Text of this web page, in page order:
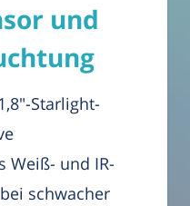
und
Starlight-
Weiß- und IR-
schwacher